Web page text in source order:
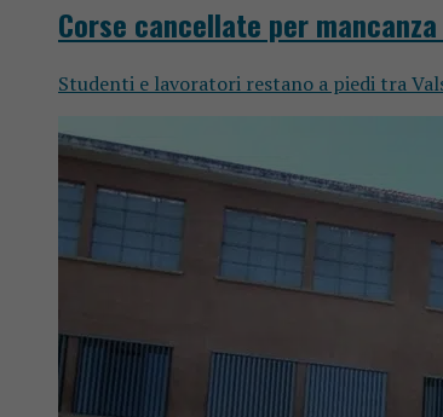
Corse cancellate per
Studenti e lavoratori restano a piedi tra